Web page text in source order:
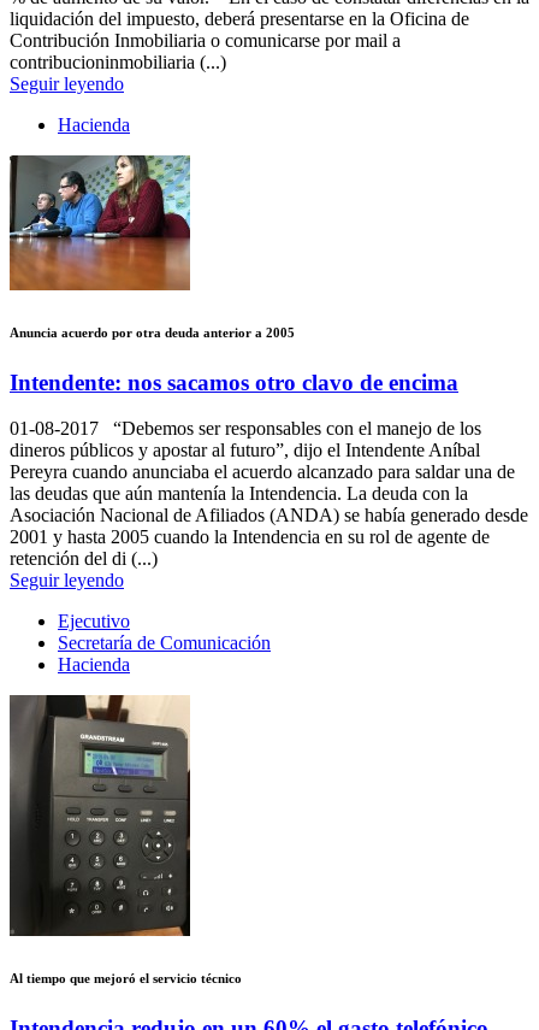
liquidación del impuesto, deberá presentarse en la Oficina de
Contribución Inmobiliaria o comunicarse por mail a
contribucioninmobiliaria (...)
Seguir leyendo
Hacienda
Anuncia acuerdo por otra deuda anterior a 2005
Intendente: nos sacamos otro clavo de encima
01-08-2017 “Debemos ser responsables con el manejo de los
dineros públicos y apostar al futuro”, dijo el Intendente Aníbal
Pereyra cuando anunciaba el acuerdo alcanzado para saldar una de
las deudas que aún mantenía la Intendencia. La deuda con la
Asociación Nacional de Afiliados (ANDA) se había generado desde
2001 y hasta 2005 cuando la Intendencia en su rol de agente de
retención del di (...)
Seguir leyendo
Ejecutivo
Secretaría de Comunicación
Hacienda
Al tiempo que mejoró el servicio técnico